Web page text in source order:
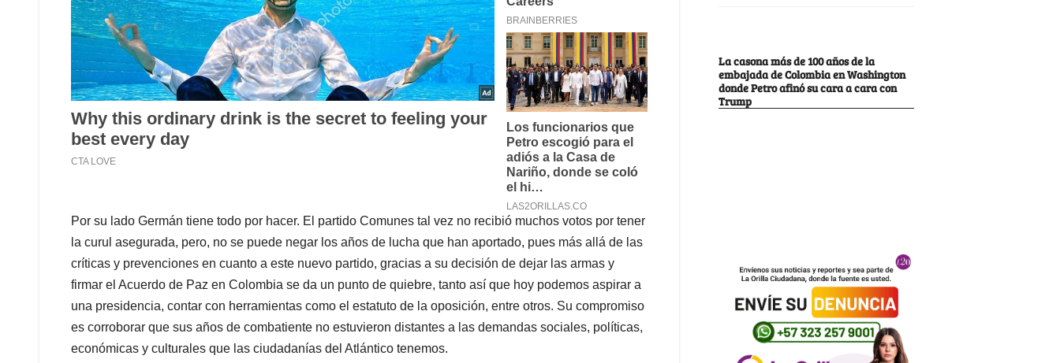
Por su lado Germán tiene todo por hacer. El partido Comunes tal vez no recibió muchos votos por tener
la curul asegurada, pero, no se puede negar los años de lucha que han aportado, pues más allá de las
críticas y prevenciones en cuanto a este nuevo partido, gracias a su decisión de dejar las armas y
firmar el Acuerdo de Paz en Colombia se da un punto de quiebre, tanto así que hoy podemos aspirar a
una presidencia, contar con herramientas como el estatuto de la oposición, entre otros. Su compromiso
es corroborar que sus años de combatiente no estuvieron distantes a las demandas sociales, políticas,
económicas y culturales que las ciudadanías del Atlántico tenemos.
La casona más de 100 años de la
embajada de Colombia en Washington
donde Petro afinó su cara a cara con
Trump